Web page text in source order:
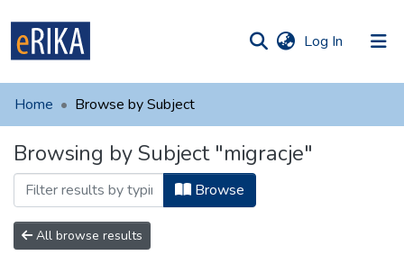
Log In (current)
UAFM
For authors
Help
Contact
Home Browse by Subject
Browsing by Subject "migracje"
Browse
All browse results